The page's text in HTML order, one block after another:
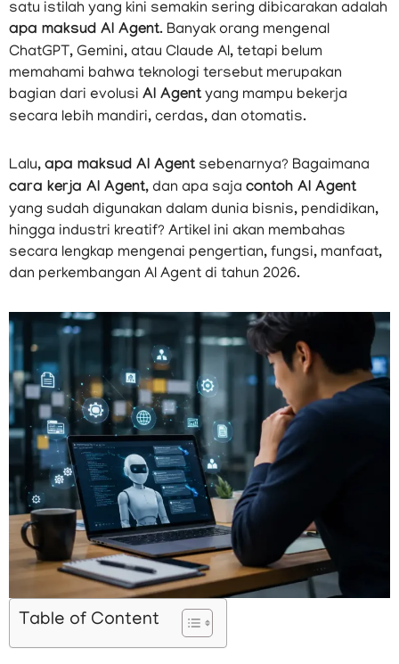
satu istilah yang kini semakin sering dibicarakan adalah
apa maksud AI Agent. Banyak orang mengenal
ChatGPT, Gemini, atau Claude AI, tetapi belum
memahami bahwa teknologi tersebut merupakan
bagian dari evolusi AI Agent yang mampu bekerja
secara lebih mandiri, cerdas, dan otomatis.
Lalu, apa maksud AI Agent sebenarnya? Bagaimana
cara kerja AI Agent, dan apa saja contoh AI Agent
yang sudah digunakan dalam dunia bisnis, pendidikan,
hingga industri kreatif? Artikel ini akan membahas
secara lengkap mengenai pengertian, fungsi, manfaat,
dan perkembangan AI Agent di tahun 2026.
Table of Content